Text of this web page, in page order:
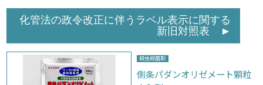
化管法の政令改正に伴うラベル表示に関する
新旧対照表
▲
殺虫殺菌剤
側条パダンオリゼメート顆粒